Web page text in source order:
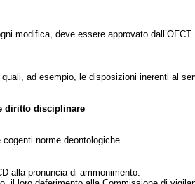
modifica, deve essere approvato dall’OFCT.
ad esempio, le disposizioni inerenti al
diritto disciplinare
norme deontologiche.
alla pronuncia di ammonimento.